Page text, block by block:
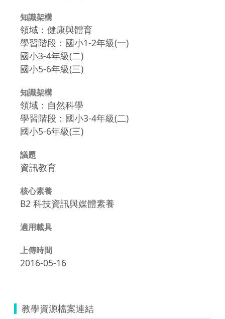
知識架構
領域：健康與體育
學習階段：國小1-2年級(一)
國小3-4年級(二)
國小5-6年級(三)
知識架構
領域：自然科學
學習階段：國小3-4年級(二)
國小5-6年級(三)
議題
資訊教育
核心素養
B2 科技資訊與媒體素養
適用載具
上傳時間
2016-05-16
教學資源檔案連結